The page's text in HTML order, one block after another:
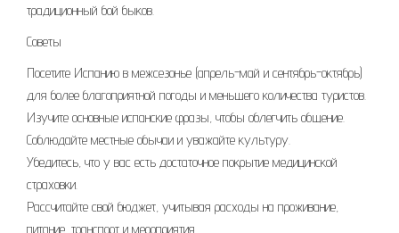
традиционный бой быков.
Советы
Посетите Испанию в межсезонье (апрель-май и сентябрь-октябрь)
для более благоприятной погоды и меньшего количества туристов.
Изучите основные испанские фразы, чтобы облегчить общение.
Соблюдайте местные обычаи и уважайте культуру.
Убедитесь, что у вас есть достаточное покрытие медицинской
страховки.
Рассчитайте свой бюджет, учитывая расходы на проживание,
питание, транспорт и мероприятия.